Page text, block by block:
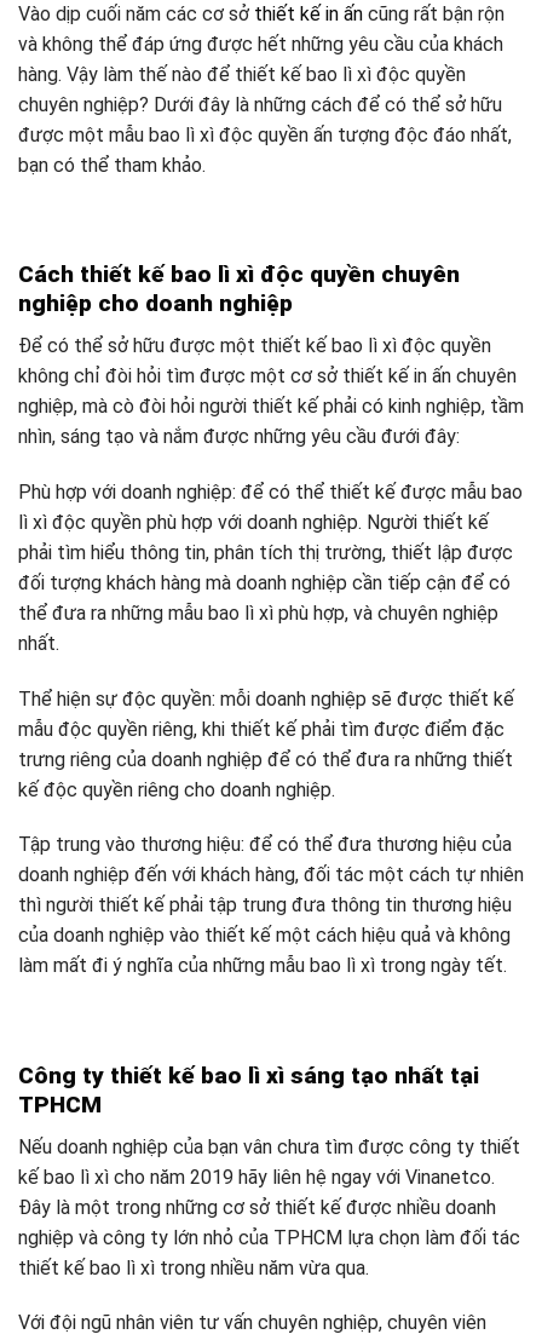
Vào dịp cuối năm các cơ sở thiết kế in ấn cũng rất bận rộn
và không thể đáp ứng được hết những yêu cầu của khách
hàng. Vậy làm thế nào để thiết kế bao lì xì độc quyền
chuyên nghiệp? Dưới đây là những cách để có thể sở hữu
được một mẫu bao lì xì độc quyền ấn tượng độc đáo nhất,
bạn có thể tham khảo.
Cách thiết kế bao lì xì độc quyền chuyên
nghiệp cho doanh nghiệp
Để có thể sở hữu được một thiết kế bao lì xì độc quyền
không chỉ đòi hỏi tìm được một cơ sở thiết kế in ấn chuyên
nghiệp, mà cò đòi hỏi người thiết kế phải có kinh nghiệp, tầm
nhìn, sáng tạo và nắm được những yêu cầu đưới đây:
Phù hợp với doanh nghiệp: để có thể thiết kế được mẫu bao
lì xì độc quyền phù hợp với doanh nghiệp. Người thiết kế
phải tìm hiểu thông tin, phân tích thị trường, thiết lập được
đối tượng khách hàng mà doanh nghiệp cần tiếp cận để có
thể đưa ra những mẫu bao lì xì phù hợp, và chuyên nghiệp
nhất.
Thể hiện sự độc quyền: mỗi doanh nghiệp sẽ được thiết kế
mẫu độc quyền riêng, khi thiết kế phải tìm được điểm đặc
trưng riêng của doanh nghiệp để có thể đưa ra những thiết
kế độc quyền riêng cho doanh nghiệp.
Tập trung vào thương hiệu: để có thể đưa thương hiệu của
doanh nghiệp đến với khách hàng, đối tác một cách tự nhiên
thì người thiết kế phải tập trung đưa thông tin thương hiệu
của doanh nghiệp vào thiết kế một cách hiệu quả và không
làm mất đi ý nghĩa của những mẫu bao lì xì trong ngày tết.
Công ty thiết kế bao lì xì sáng tạo nhất tại
TPHCM
Nếu doanh nghiệp của bạn vân chưa tìm được công ty thiết
kế bao lì xì cho năm 2019 hãy liên hệ ngay với Vinanetco.
Đây là một trong những cơ sở thiết kế được nhiều doanh
nghiệp và công ty lớn nhỏ của TPHCM lựa chọn làm đối tác
thiết kế bao lì xì trong nhiều năm vừa qua.
Với đội ngũ nhân viên tư vấn chuyên nghiệp, chuyên viên